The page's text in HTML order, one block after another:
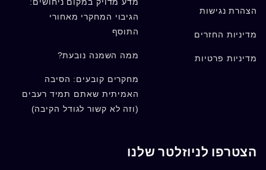
הצהרת נגישות
מדיניות החזרים
מדיניות פרטיות
הגיבוי המחקרי מאחורי
התוסף
ממה השמנה נובעת?
מחקרים קובעים: הסיבה
האמיתית שאתם תמיד רעבים
(וזה לא קשור לגודל הקיבה)
הצטרפו לניוזלטר שלנו